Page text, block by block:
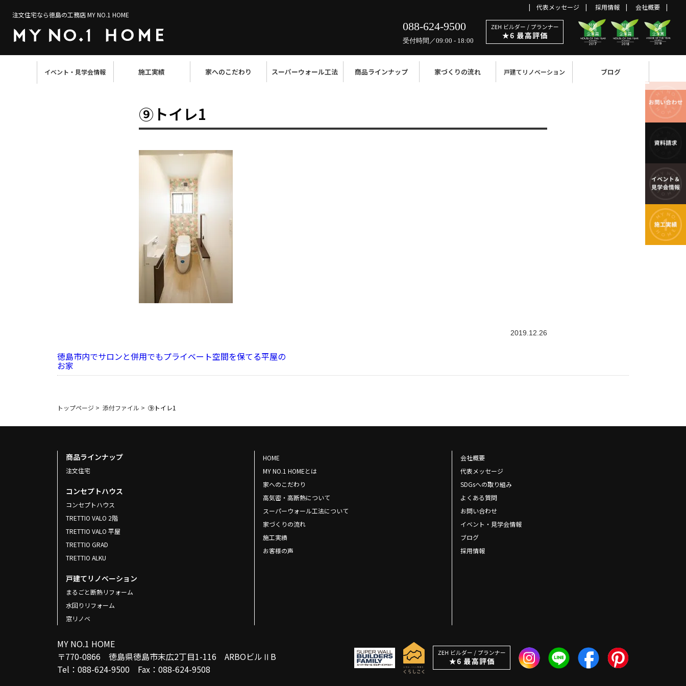
注文住宅なら徳島の工務店 MY NO.1 HOME
088-624-9500
受付時間／09:00 - 18:00
代表メッセージ 採用情報 会社概要
イベント・見学会情報 施工実績 家へのこだわり スーパーウォール工法 商品ラインナップ 家づくりの流れ 戸建てリノベーション ブログ
⑨トイレ1
2019.12.26
徳島市内でサロンと併用でもプライベート空間を保てる平屋の
お家
トップページ > 添付ファイル > ⑨トイレ1
商品ラインナップ
注文住宅
コンセプトハウス
コンセプトハウス
TRETTIO VALO 2階
TRETTIO VALO 平屋
TRETTIO GRAD
TRETTIO ALKU
戸建てリノベーション
まるごと断熱リフォーム
水回りリフォーム
窓リノベ
HOME
MY NO.1 HOMEとは
家へのこだわり
高気密・高断熱について
スーパーウォール工法について
家づくりの流れ
施工実績
お客様の声
会社概要
代表メッセージ
SDGsへの取り組み
よくある質問
お問い合わせ
イベント・見学会情報
ブログ
採用情報
MY NO.1 HOME
〒770-0866 徳島県徳島市末広2丁目1-116 ARBOビルⅡB
Tel：088-624-9500 Fax：088-624-9508